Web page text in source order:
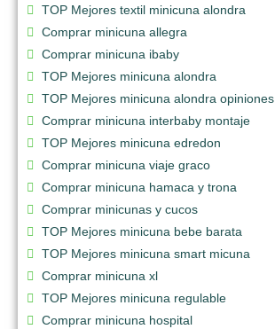
TOP Mejores textil minicuna alondra
Comprar minicuna allegra
Comprar minicuna ibaby
TOP Mejores minicuna alondra
TOP Mejores minicuna alondra opiniones
Comprar minicuna interbaby montaje
TOP Mejores minicuna edredon
Comprar minicuna viaje graco
Comprar minicuna hamaca y trona
Comprar minicunas y cucos
TOP Mejores minicuna bebe barata
TOP Mejores minicuna smart micuna
Comprar minicuna xl
TOP Mejores minicuna regulable
Comprar minicuna hospital